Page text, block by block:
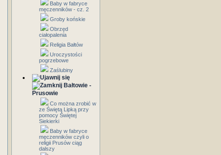
Baby w fabryce
męczenników - cz. 2
Groby końskie
Obrzęd
ciałopalenia
Religia Bałtów
Uroczystości
pogrzebowe
Zaślubiny
Bałtowie -
Prusowie
Co można zrobić w
ze Świętą Lipką przy
pomocy Świętej
Siekierki
Baby w fabryce
męczenników czyli o
religii Prusów ciąg
dalszy